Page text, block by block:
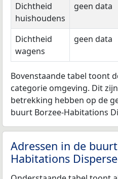
Dichtheid
huishoudens
geen data
Dichtheid
wagens
geen data
Bovenstaande tabel toont
categorie omgeving. Dit
betrekking hebben op de
buurt Borzee-Habitations
Adressen in de
Habitations